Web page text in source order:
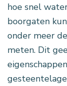
hoe snel
boorgaten
onder meer
meten. Dit